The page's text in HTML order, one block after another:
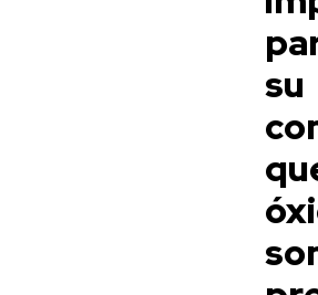
su